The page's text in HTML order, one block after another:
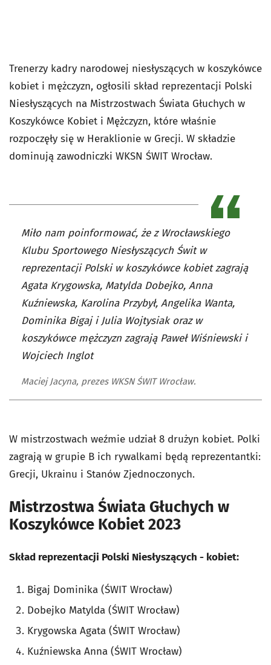
Trenerzy kadry narodowej niesłyszących w koszykówce
kobiet i mężczyzn, ogłosili skład reprezentacji Polski
Niesłyszących na Mistrzostwach Świata Głuchych w
Koszykówce Kobiet i Mężczyzn, które właśnie
rozpoczęły się w Heraklionie w Grecji. W składzie
dominują zawodniczki WKSN ŚWIT Wrocław.
Miło nam poinformować, że z Wrocławskiego
Klubu Sportowego Niesłyszących Świt w
reprezentacji Polski w koszykówce kobiet zagrają
Agata Krygowska, Matylda Dobejko, Anna
Kuźniewska, Karolina Przybył, Angelika Wanta,
Dominika Bigaj i Julia Wojtysiak oraz w
koszykówce mężczyzn zagrają Paweł Wiśniewski i
Wojciech Inglot
Maciej Jacyna, prezes WKSN ŚWIT Wrocław.
W mistrzostwach weźmie udział 8 drużyn kobiet. Polki
zagrają w grupie B ich rywalkami będą reprezentantki:
Grecji, Ukrainu i Stanów Zjednoczonych.
Mistrzostwa Świata Głuchych w
Koszykówce Kobiet 2023
Skład reprezentacji Polski Niesłyszących - kobiet:
Bigaj Dominika (ŚWIT Wrocław)
Dobejko Matylda (ŚWIT Wrocław)
Krygowska Agata (ŚWIT Wrocław)
Kuźniewska Anna (ŚWIT Wrocław)